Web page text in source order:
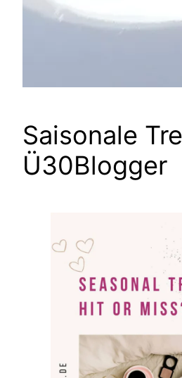
Saisonale
Ü30Blogger